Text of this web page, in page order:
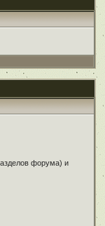
форума) и